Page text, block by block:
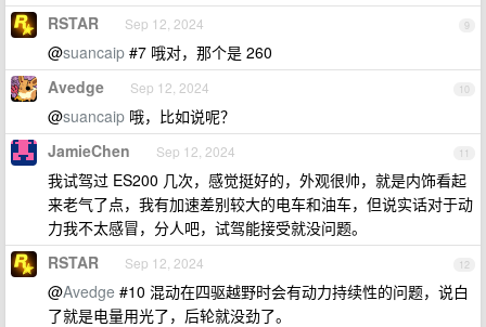
9
RSTAR Sep 12, 2024
@suancaip #7 哦对，那个是 260
10
Avedge Sep 12, 2024
@suancaip 哦，比如说呢？
11
JamieChen Sep 12, 2024
我试驾过 ES200 几次，感觉挺好的，外观很帅，就是内饰看起
来老气了点，我有加速差别较大的电车和油车，但说实话对于动
力我不太感冒，分人吧，试驾能接受就没问题。
12
RSTAR Sep 12, 2024
@Avedge #10 混动在四驱越野时会有动力持续性的问题，说白
了就是电量用光了，后轮就没劲了。